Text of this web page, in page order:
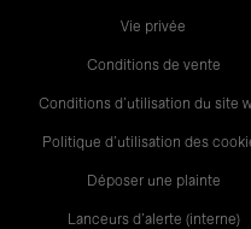
Vie privée
Conditions de vente
Conditions d'utilisation du site
Politique d'utilisation des
Déposer une plainte
Lanceurs d’alerte (interne)